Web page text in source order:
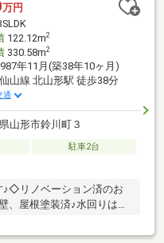
万円
122.12m2
330.58m2
年11月(築38年10ヶ月)
山線 北山形駅 徒歩38分
通
山形市鈴川町３
駐車2台
リノベーション済のお
、屋根塗装済♪水回りは全
見学予約】をクリックまた